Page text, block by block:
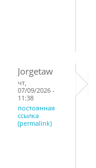
Jorgetaw
чт,
07/09/2026 -
11:38
постоянная
ссылка
(permalink)